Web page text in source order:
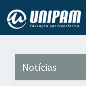
Notícias